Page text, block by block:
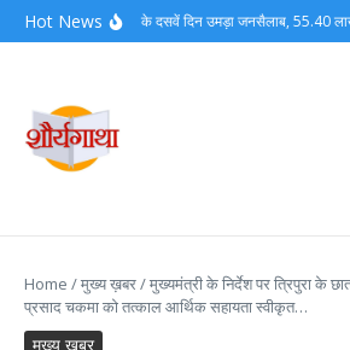
Skip to content
Hot Newsकांवड़ मेले के दसवें दिन उमड़ा जनसैलाब, 55.40
Home /मुख्य ख़बर/मुख्यमंत्री के निर्देश पर त्रिपुरा के
प्रसाद चकमा को तत्काल आर्थिक सहायता स्वीकृत…
मुख्य ख़बर